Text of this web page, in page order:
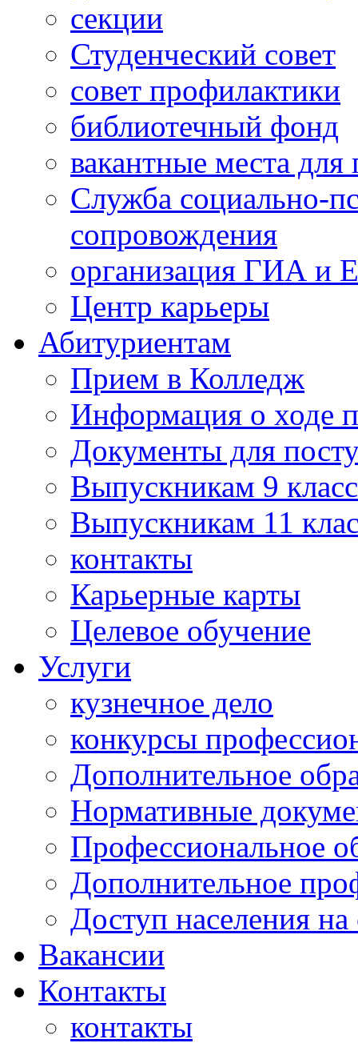
секции
Студенческий совет
совет профилактики
библиотечный фонд
вакантные места
Служба социально-
сопровождения
организация ГИА и
Центр карьеры
Абитуриентам
Прием в Колледж
Информация о ходе
Документы для
Выпускникам 9
Выпускникам 11
контакты
Карьерные карты
Целевое обучение
Услуги
кузнечное дело
конкурсы
Дополнительное
Нормативные
Профессиональное
Дополнительное
Доступ населения
Вакансии
Контакты
контакты